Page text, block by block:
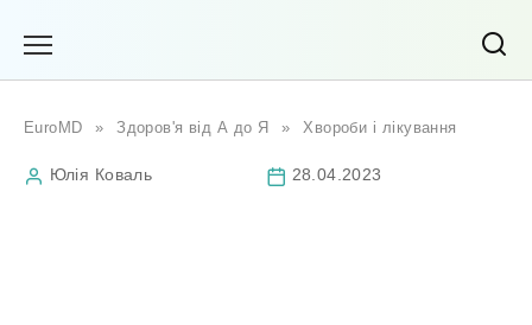
EuroMD » Здоров'я від А до Я » Хвороби і лікування
Юлія Коваль 28.04.2023